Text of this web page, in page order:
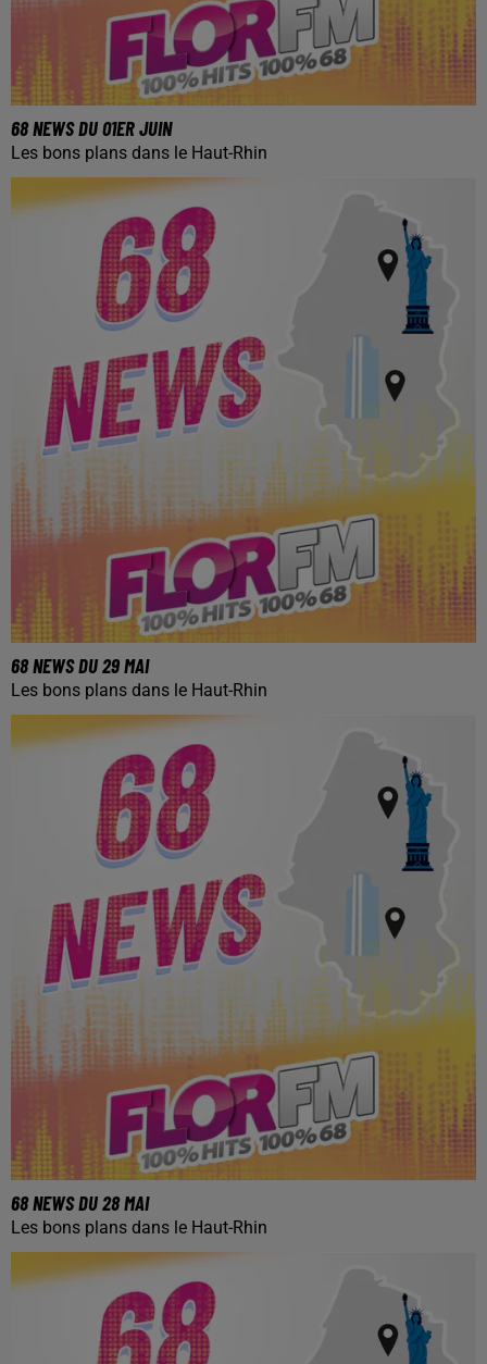
68 NEWS DU 01ER JUIN
Les bons plans dans le Haut-Rhin
68 NEWS DU 29 MAI
Les bons plans dans le Haut-Rhin
68 NEWS DU 28 MAI
Les bons plans dans le Haut-Rhin